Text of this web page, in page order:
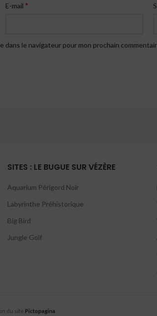
E-mail *
dans le navigateur pour mon prochain
SITES : LE BUGUE SUR VÉZÈRE
Aquarium Périgord Noir
Labyrinthe Préhistorique
Big Bird
Jungle Golf
du site Pictopagina